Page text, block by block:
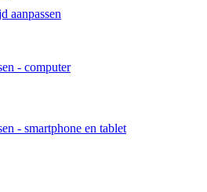
aanpassen
- computer
- smartphone en tablet